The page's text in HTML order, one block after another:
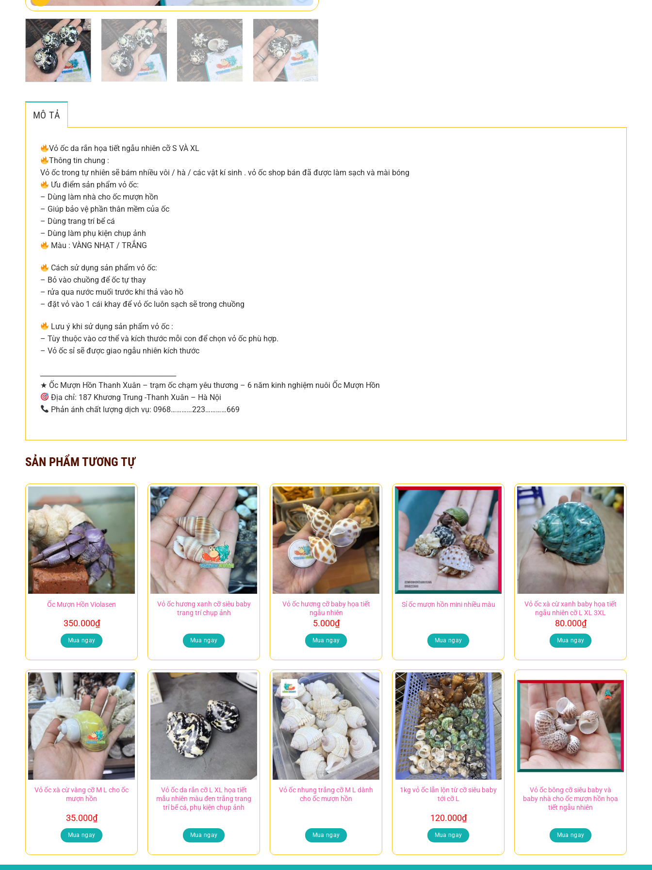
MÔ TẢ
Vỏ ốc da rắn họa tiết ngẫu nhiên cỡ S VÀ XL
Thông tin chung :
Vỏ ốc trong tự nhiên sẽ bám nhiều vôi / hà / các vật kí sinh . vỏ ốc shop bán đã được làm sạch và mài bóng
Ưu điểm sản phẩm vỏ ốc:
– Dùng làm nhà cho ốc mượn hồn
– Giúp bảo vệ phần thân mềm của ốc
– Dùng trang trí bể cá
– Dùng làm phụ kiện chụp ảnh
Màu : VÀNG NHẠT / TRẮNG
Cách sử dụng sản phẩm vỏ ốc:
– Bỏ vào chuồng để ốc tự thay
– rửa qua nước muối trước khi thả vào hồ
– đặt vỏ vào 1 cái khay để vỏ ốc luôn sạch sẽ trong chuồng
Lưu ý khi sử dụng sản phẩm vỏ ốc :
– Tùy thuộc vào cơ thể và kích thước mỗi con để chọn vỏ ốc phù hợp.
– Vỏ ốc sỉ sẽ được giao ngẫu nhiên kích thước
★ Ốc Mượn Hồn Thanh Xuân – trạm ốc chạm yêu thương – 6 năm kinh nghiệm nuôi Ốc Mượn Hồn
Địa chỉ: 187 Khương Trung -Thanh Xuân – Hà Nội
Phản ánh chất lượng dịch vụ: 0968…………223…………669
SẢN PHẨM TƯƠNG TỰ
Ốc Mượn Hồn Violasen
350.000₫
Mua ngay
Vỏ ốc hương xanh cỡ siêu baby
trang trí chụp ảnh
Mua ngay
Vỏ ốc hương cỡ baby họa tiết
ngẫu nhiên
5.000₫
Mua ngay
Sỉ ốc mượn hồn mini nhiều màu
Mua ngay
Vỏ ốc xà cừ xanh baby họa tiết
ngẫu nhiên cỡ L XL 3XL
80.000₫
Mua ngay
Vỏ ốc xà cừ vàng cỡ M L cho ốc
mượn hồn
35.000₫
Mua ngay
Vỏ ốc da rắn cỡ L XL họa tiết
mẫu nhiên màu đen trắng trang
trí bể cá, phụ kiện chụp ảnh
Mua ngay
Vỏ ốc nhung trắng cỡ M L dành
cho ốc mượn hồn
Mua ngay
1kg vỏ ốc lẫn lộn từ cỡ siêu baby
tới cỡ L
120.000₫
Mua ngay
Vỏ ốc bông cỡ siêu baby và
baby nhà cho ốc mượn hồn họa
tiết ngẫu nhiên
Mua ngay